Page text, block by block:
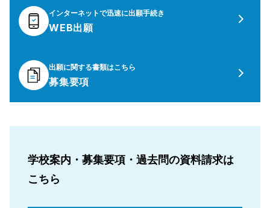
インターネットで迅速に出願手続き
WEB出願
出願に関する書類はこちら
募集要項
学校案内・募集要項・過去問の資料請求は
こちら